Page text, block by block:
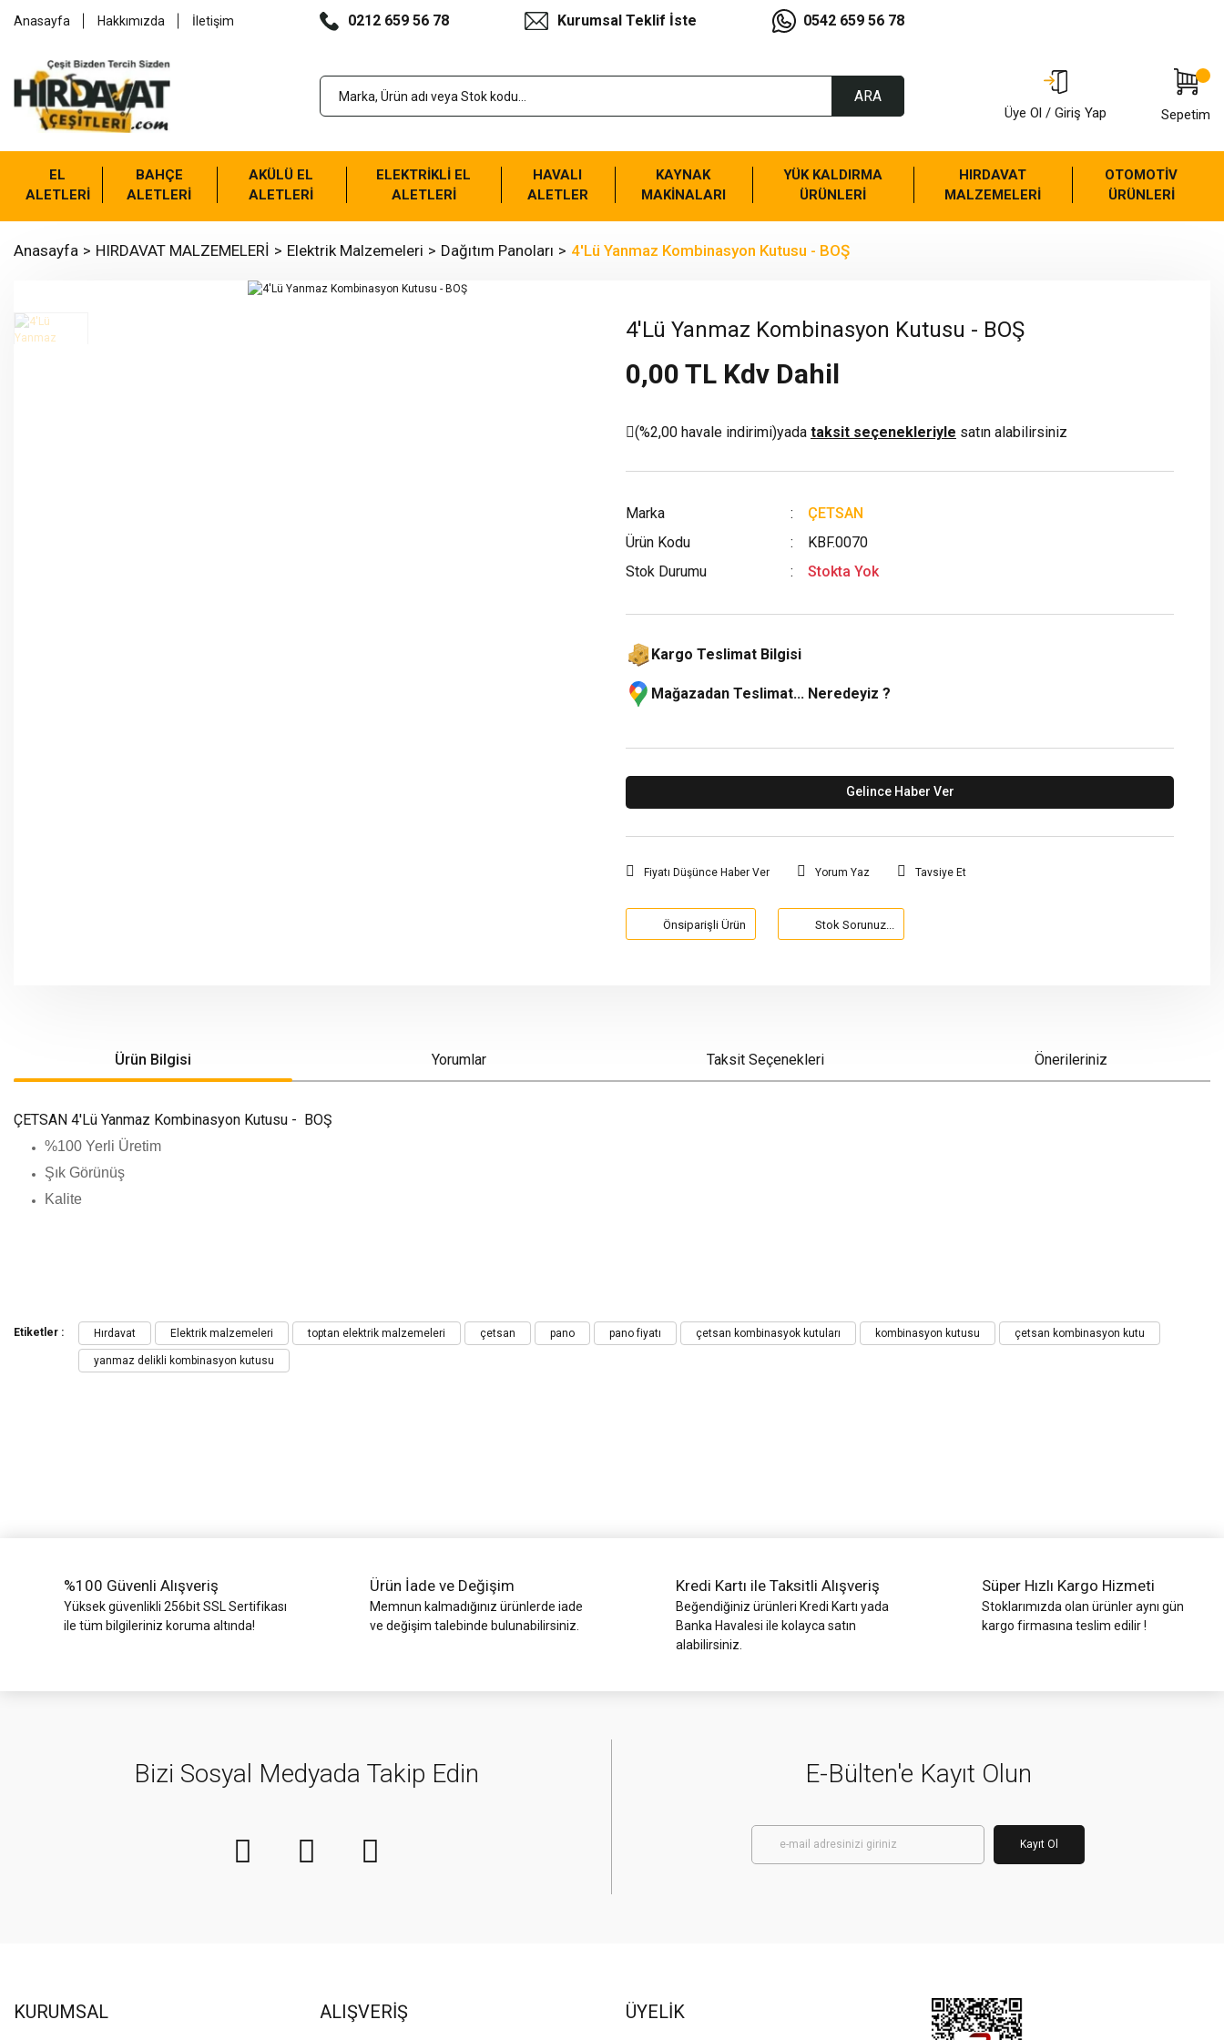
Anasayfa Hakkımızda İletişim 0212 659 56 78 Kurumsal Teklif İste 0542 659 56 78
ARA
Üye Ol / Giriş Yap Sepetim
EL
ALETLERİ
BAHÇE
ALETLERİ
AKÜLÜ EL
ALETLERİ
ELEKTRİKLİ EL
ALETLERİ
HAVALI
ALETLER
KAYNAK
MAKİNALARI
YÜK KALDIRMA
ÜRÜNLERİ
HIRDAVAT
MALZEMELERİ
OTOMOTİV
ÜRÜNLERİ
Anasayfa HIRDAVAT MALZEMELERİ Elektrik Malzemeleri Dağıtım Panoları 4'Lü Yanmaz Kombinasyon Kutusu - BOŞ
4'Lü Yanmaz Kombinasyon Kutusu - BOŞ
0,00 TL Kdv Dahil
(%2,00 havale indirimi)yada taksit seçenekleriyle satın alabilirsiniz
Marka
ÇETSAN
Ürün Kodu
KBF.0070
Stok Durumu
Stokta Yok
Kargo Teslimat Bilgisi
Mağazadan Teslimat... Neredeyiz ?
Gelince Haber Ver
Fiyatı Düşünce Haber Ver Yorum Yaz Tavsiye Et
Önsiparişli Ürün Stok Sorunuz...
Ürün Bilgisi Yorumlar Taksit Seçenekleri Önerileriniz
ÇETSAN 4'Lü Yanmaz Kombinasyon Kutusu - BOŞ
%100 Yerli Üretim
Şık Görünüş
Kalite
Bu ürüne ilk yorumu siz yapın!
Görüş ve önerileriniz için teşekkür ederiz.
Ürün resmi kalitesiz, bozuk veya görüntülenemiyor.
Etiketler : Hırdavat Elektrik malzemeleri toptan elektrik malzemeleri çetsan pano pano fiyatı çetsan kombinasyok kutuları kombinasyon kutusu çetsan kombinasyon kutu
yanmaz delikli kombinasyon kutusu
%100 Güvenli Alışveriş
Yüksek güvenlikli 256bit SSL Sertifikası
ile tüm bilgileriniz koruma altında!
Ürün İade ve Değişim
Memnun kalmadığınız ürünlerde iade
ve değişim talebinde bulunabilirsiniz.
Kredi Kartı ile Taksitli Alışveriş
Beğendiğiniz ürünleri Kredi Kartı yada
Banka Havalesi ile kolayca satın
alabilirsiniz.
Süper Hızlı Kargo Hizmeti
Stoklarımızda olan ürünler aynı gün
kargo firmasına teslim edilir !
Bizi Sosyal Medyada Takip Edin E-Bülten'e Kayıt Olun
Kayıt Ol
KURUMSAL ALIŞVERİŞ ÜYELİK